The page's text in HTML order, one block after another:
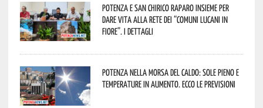
Potenza e San Chirico Raparo insieme per
dare vita alla rete dei “Comuni Lucani in
Fiore”. I dettagli
Potenza nella morsa del caldo: sole pieno e
temperature in aumento. Ecco le previsioni